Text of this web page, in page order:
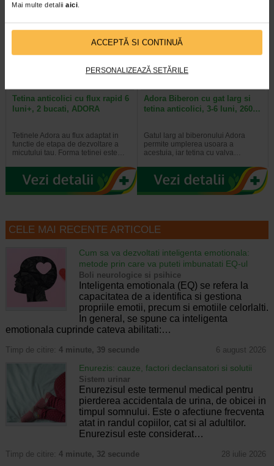
Mai multe detalii aici.
ACCEPTĂ SI CONTINUĂ
PERSONALIZEAZĂ SETĂRILE
2 + Bavetă silicon
Tetina anticolici cu flux rapid 6
luni+, 2 bucati, ADORA
Tetinele Adora au flux adaptat in
functie de etapa de dezvoltare a
micutului tau. Forma tetinei este…
Adora Biberon cu gat larg si
tetina anticolici, 3-6 luni, 260…
Gatul larg al biberonului Adora
permite umplerea usoara a
acestuia, iar tetina cu valva…
CELE MAI RECENTE ARTICOLE
Cum sa va dezvoltati inteligenta emotionala:
metode prin care va puteti imbunatati EQ-ul
Boli neurologice si psihice
Inteligenta emotionala (EQ) se refera la
capacitatea de a identifica si gestiona
propriile emotii, precum si emotiile celorlalti.
In general, se spune ca inteligenta
emotionala cuprinde cateva abilitati:…
Timp de citire: 4 minute, 39 secunde 6 august 2026
Enurezis: cauze, factori declansatori si solutii
Sistem urinar
Enurezisul este termenul medical pentru
pierderea accidentala de urina, de obicei in
timpul somnului. Este o afectiune frecventa
atat in randul copiilor, cat si al adultilor.
Enurezisul este considerat…
Timp de citire: 4 minute, 32 secunde 28 iulie 2026